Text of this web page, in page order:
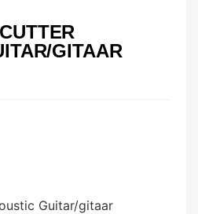
GITAAR
Guitar/gitaar